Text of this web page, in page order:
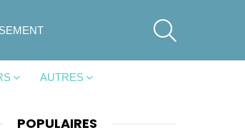
AUTRES
POPULAIRES